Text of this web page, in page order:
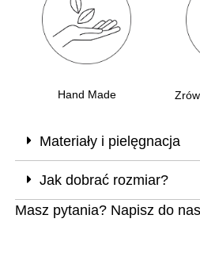
Hand Made
Materiały i pielęgnacja
Jak dobrać rozmiar?
Masz pytania? Napisz do